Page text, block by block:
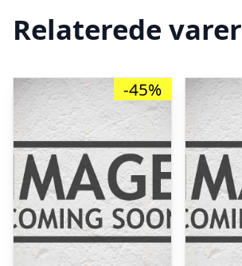
Relaterede varer
-45%